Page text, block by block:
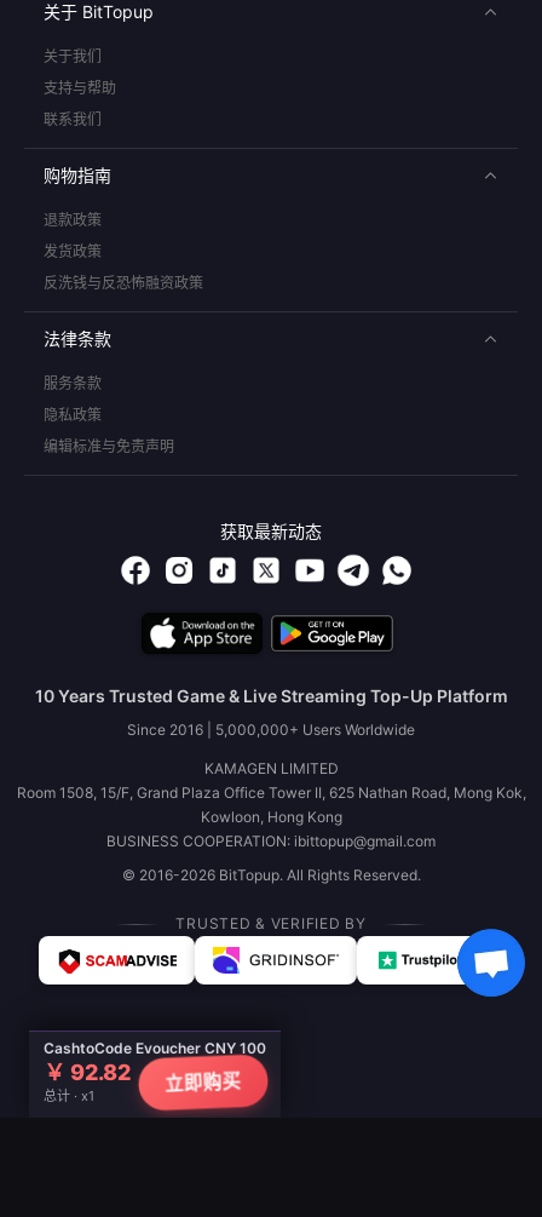
CashtoCode Evoucher CNY 100
￥ 92.82
总计 · x1
立即购买
关于 BitTopup
关于我们
支持与帮助
联系我们
购物指南
退款政策
发货政策
反洗钱与反恐怖融资政策
法律条款
服务条款
隐私政策
编辑标准与免责声明
获取最新动态
10 Years Trusted Game & Live Streaming Top-Up Platform
Since 2016 | 5,000,000+ Users Worldwide
KAMAGEN LIMITED
Room 1508, 15/F, Grand Plaza Office Tower II, 625 Nathan Road, Mong Kok,
Kowloon, Hong Kong
BUSINESS COOPERATION: ibittopup@gmail.com
© 2016-2026 BitTopup. All Rights Reserved.
TRUSTED & VERIFIED BY